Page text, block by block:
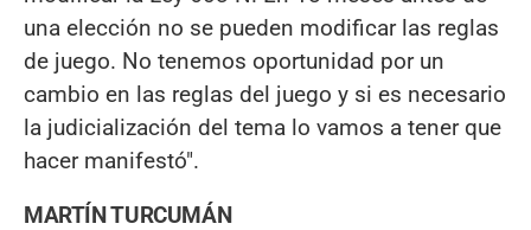
una elección no se pueden modificar las reglas
de juego. No tenemos oportunidad por un
cambio en las reglas del juego y si es necesario
la judicialización del tema lo vamos a tener que
hacer manifestó".
MARTÍN TURCUMÁN